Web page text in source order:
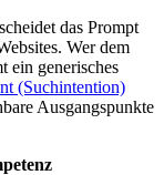
das Prompt
Wer dem
ein generisches
(Suchintention)
Ausgangspunkte